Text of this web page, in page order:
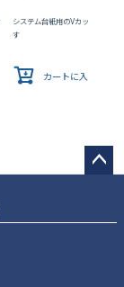
システム台紙用のVカットマットで
す
カートに入れる
ップ